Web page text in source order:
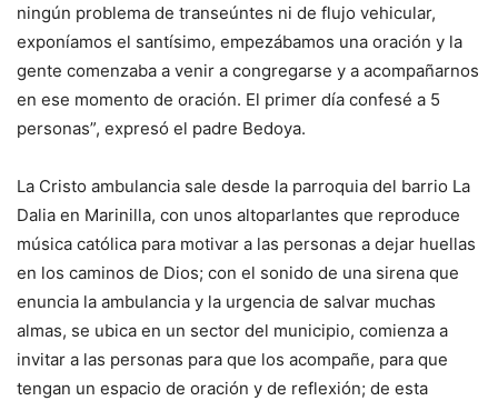
ningún problema de transeúntes ni de flujo vehicular,
exponíamos el santísimo, empezábamos una oración y la
gente comenzaba a venir a congregarse y a acompañarnos
en ese momento de oración. El primer día confesé a 5
personas”, expresó el padre Bedoya.
La Cristo ambulancia sale desde la parroquia del barrio La
Dalia en Marinilla, con unos altoparlantes que reproduce
música católica para motivar a las personas a dejar huellas
en los caminos de Dios; con el sonido de una sirena que
enuncia la ambulancia y la urgencia de salvar muchas
almas, se ubica en un sector del municipio, comienza a
invitar a las personas para que los acompañe, para que
tengan un espacio de oración y de reflexión; de esta